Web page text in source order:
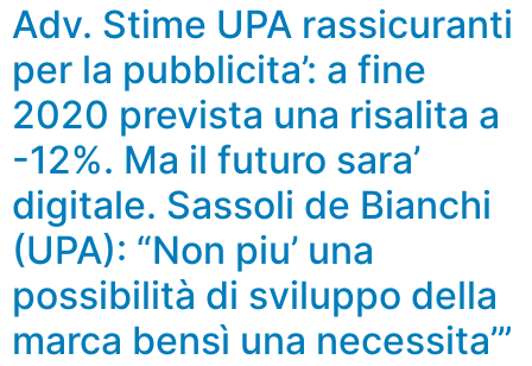
Adv. Stime UPA rassicuranti
per la pubblicita’: a fine
2020 prevista una risalita a
-12%. Ma il futuro sara’
digitale. Sassoli de Bianchi
(UPA): “Non piu’ una
possibilità di sviluppo della
marca bensì una necessita’”